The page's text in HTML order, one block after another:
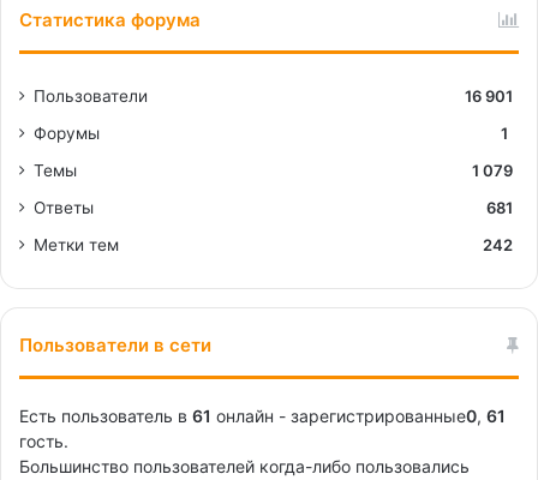
Статистика форума
Пользователи
16 901
Форумы
1
Темы
1 079
Ответы
681
Метки тем
242
Пользователи в сети
Есть пользователь в 61 онлайн - зарегистрированные0, 61
гость.
Большинство пользователей когда-либо пользовались